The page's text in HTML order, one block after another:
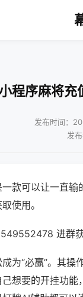
程序麻将
发布时间：
发
款可以让一直输
使用。
进群
为“必赢”。其
想要的开挂功